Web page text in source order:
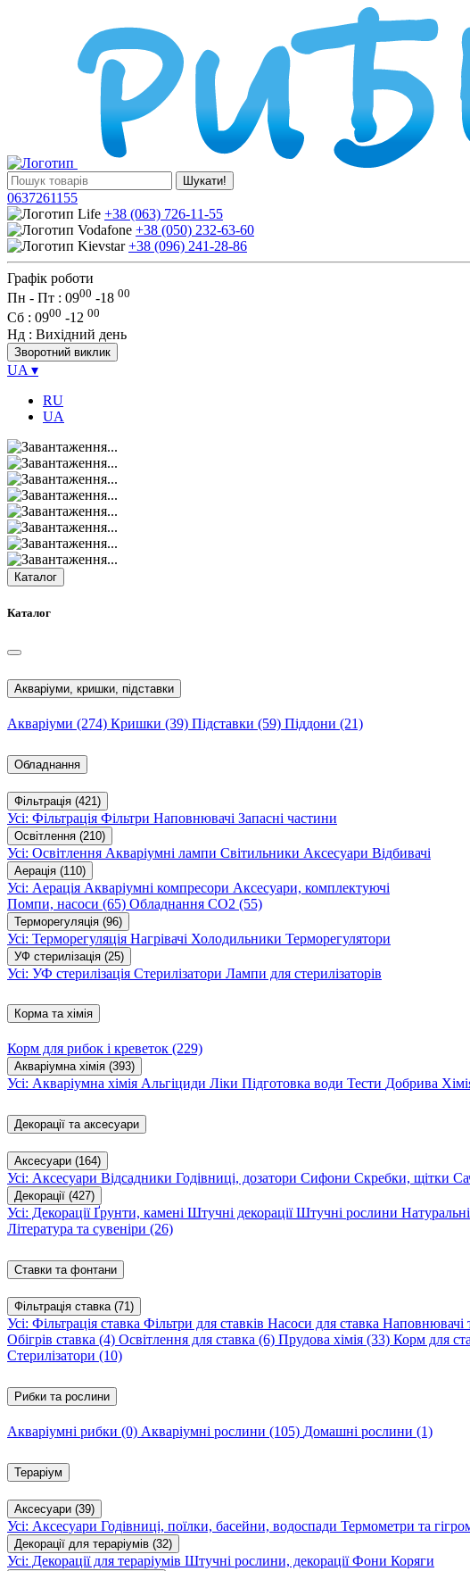
Шукати!
0637261155
+38 (063) 726-11-55
+38 (050) 232-63-60
+38 (096) 241-28-86
Графік роботи
Пн - Пт : 0900 -18 00
Сб : 0900 -12 00
Нд : Вихідний день
Зворотний виклик
UA ▾
RU
UA
Каталог
Каталог
Акваріуми, кришки, підставки
Акваріуми (274) Кришки (39) Підставки (59) Піддони (21)
Обладнання
Фільтрація (421)
Усі: Фільтрація Фільтри Наповнювачі Запасні частини
Освітлення (210)
Усі: Освітлення Акваріумні лампи Світильники Аксесуари Відбивачі
Аерація (110)
Усі: Аерація Акваріумні компресори Аксесуари, комплектуючі
Помпи, насоси (65) Обладнання CO2 (55)
Терморегуляція (96)
Усі: Терморегуляція Нагрівачі Холодильники Терморегулятори
УФ стерилізація (25)
Усі: УФ стерилізація Стерилізатори Лампи для стерилізаторів
Корма та хімія
Корм для рибок і креветок (229)
Акваріумна хімія (393)
Усі: Акваріумна хімія Альгіциди Ліки Підготовка води Тести Добрива
Декорації та аксесуари
Аксесуари (164)
Усі: Аксесуари Відсадники Годівниці, дозатори Сифони Скребки, щітки
Декорації (427)
Усі: ДекораціїҐрунти, камені Штучні декораціїШтучні рослини
Література та сувеніри (26)
Ставки та фонтани
Фільтрація ставка (71)
Усі: Фільтрація ставка Фільтри для ставків Насоси для ставка Наповнювачі
Обігрів ставка (4) Освітлення для ставка (6) Прудова хімія (33) Корм для
Стерилізатори (10)
Рибки та рослини
Акваріумні рибки (0) Акваріумні рослини (105) Домашні рослини (1)
Тераріум
Аксесуари (39)
Усі: Аксесуари Годівниці, поїлки, басейни, водоспади Термометри та
Декорації для тераріумів (32)
Усі: Декорації для тераріумів Штучні рослини, декораціїФони Коряги